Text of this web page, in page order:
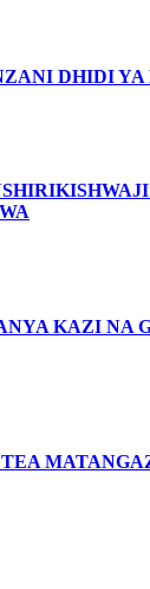
DHIDI
KAZI NA